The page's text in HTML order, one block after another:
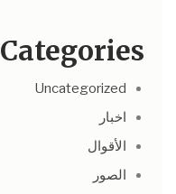
Categories
Uncategorized
اخبار
الأقوال
الصور